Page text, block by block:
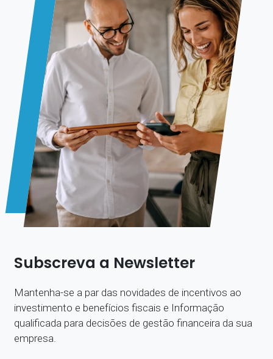
Subscreva a Newsletter
Mantenha-se a par das novidades de incentivos ao
investimento e benefícios fiscais e Informação
qualificada para decisões de gestão financeira da sua
empresa.